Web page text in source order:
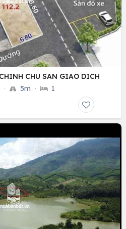
CHU SAN GIAO DICH
· 5m · 1